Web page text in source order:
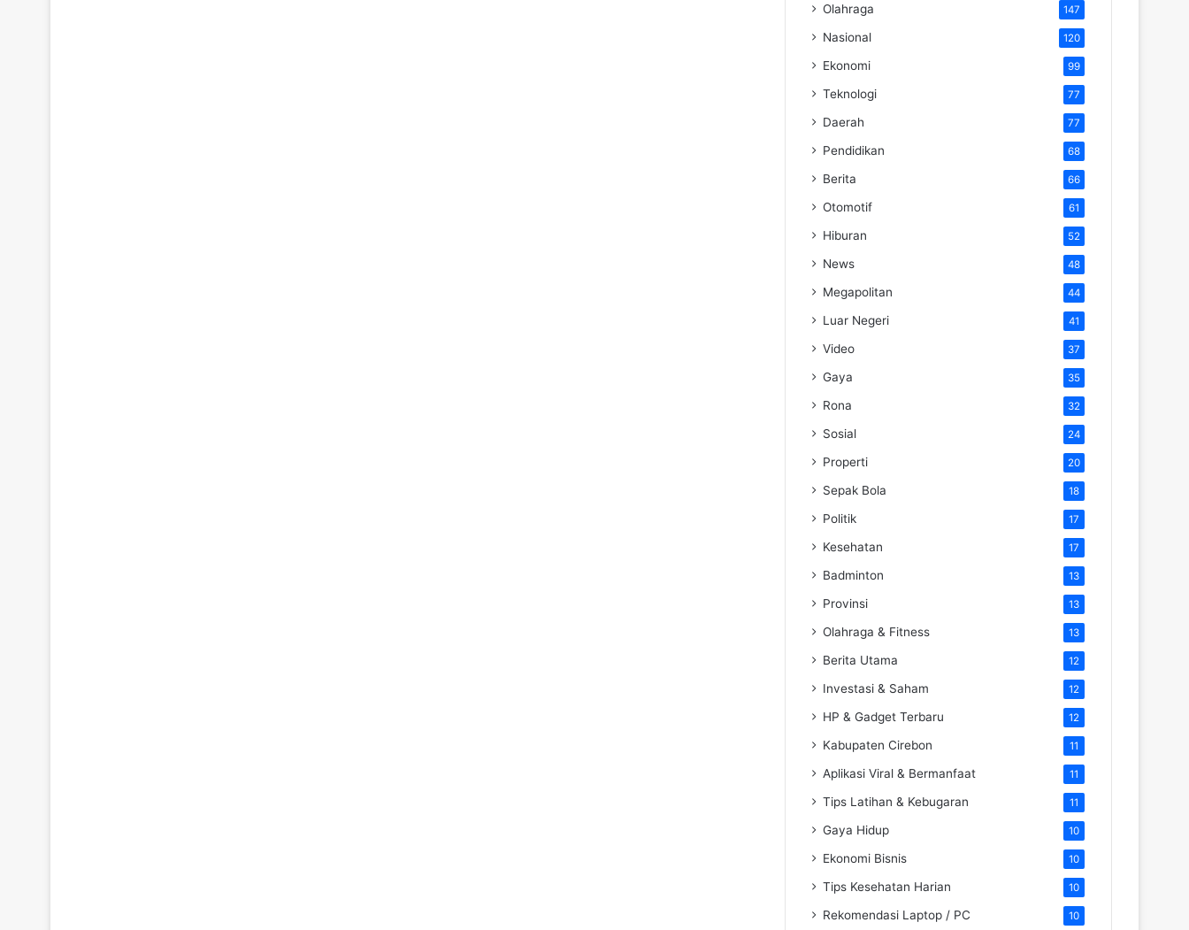
Olahraga 147
Nasional 120
Ekonomi 99
Teknologi 77
Daerah 77
Pendidikan 68
Berita 66
Otomotif 61
Hiburan 52
News 48
Megapolitan 44
Luar Negeri 41
Video 37
Gaya 35
Rona 32
Sosial 24
Properti 20
Sepak Bola 18
Politik 17
Kesehatan 17
Badminton 13
Provinsi 13
Olahraga & Fitness 13
Berita Utama 12
Investasi & Saham 12
HP & Gadget Terbaru 12
Kabupaten Cirebon 11
Aplikasi Viral & Bermanfaat 11
Tips Latihan & Kebugaran 11
Gaya Hidup 10
Ekonomi Bisnis 10
Tips Kesehatan Harian 10
Rekomendasi Laptop / PC 10